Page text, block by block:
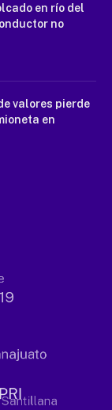
en río del
no
valores pierde
en